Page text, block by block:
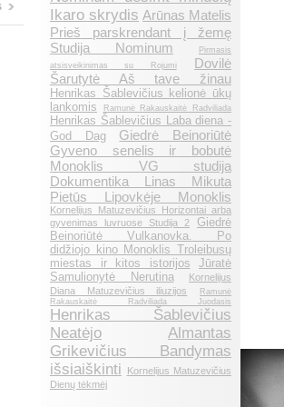
Ikaro skrydis Arūnas Matelis
Prieš parskrendant į žemę
Studija Nominum
Pirmasis
atsisveikinimas su Rojumi
Dovilė
Šarutytė Aš tave žinau
Henrikas Šablevičius kelionė ūkų
lankomis
Ramunė Rakauskaitė Radviliada
Henrikas Šablevičius Laba diena -
God Dag
Giedrė Beinoriūtė
Gyveno senelis ir bobutė
Monoklis VG studija
Dokumentika Linas Mikuta
Pietūs Lipovkėje Monoklis
Kornelijus Matuzevičius Horizontai arba
gyvenimas luvruose Studija 2
Giedrė
Beinoriūtė Vulkanovka. Po
didžiojo kino Monoklis Troleibusų
miestas ir kitos istorijos
Jūratė
Samulionytė Nerutina
Kornelijus
Diana Matuzevičius iliuzijos
Ramunė
Rakauskaitė Radviliada Juodasis
Henrikas Šablevičius
Neatėjo
Almantas
Grikevičius Bandymas
išsiaiškinti
Kornelijus Matuzevičius
Dienų tėkmėj